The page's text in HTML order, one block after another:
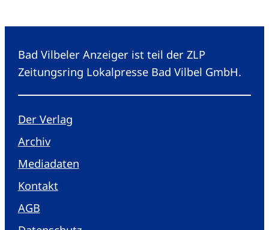
Bad Vilbeler Anzeiger ist teil der ZLP
Zeitungsring Lokalpresse Bad Vilbel GmbH.
Der Verlag
Archiv
Mediadaten
Kontakt
AGB